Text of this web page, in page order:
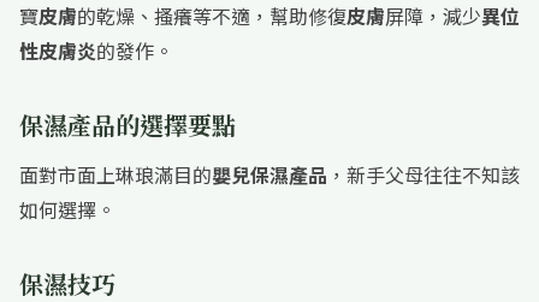
寶皮膚的乾燥、搔癢等不適，幫助修復皮膚屏障，減少異位
性皮膚炎的發作。
保濕產品的選擇要點
面對市面上琳琅滿目的嬰兒保濕產品 ，新手父母往往不知該
如何選擇。
保濕技巧